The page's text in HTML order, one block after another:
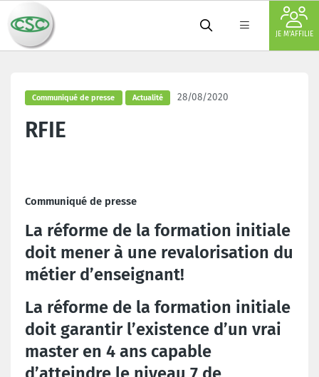
JE M'AFFILIE
Communiqué de presse Actualité 28/08/2020
RFIE
Communiqué de presse
La réforme de la formation initiale
doit mener à une revalorisation du
métier d’enseignant!
La réforme de la formation initiale
doit garantir l’existence d’un vrai
master en 4 ans capable